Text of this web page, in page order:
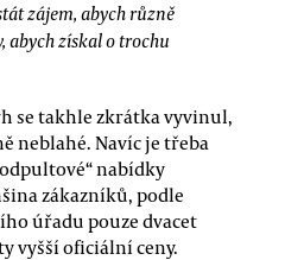
zájem, abych různě
abych získal o trochu
se takhle zkrátka vyvinul,
neblahé. Navíc je třeba
nabídky
zákazníků, podle
úřadu pouze dvacet
vyšší oficiální ceny.